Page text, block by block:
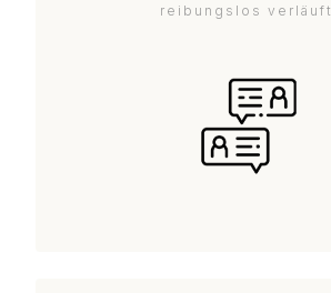
reibungslos verläuft.